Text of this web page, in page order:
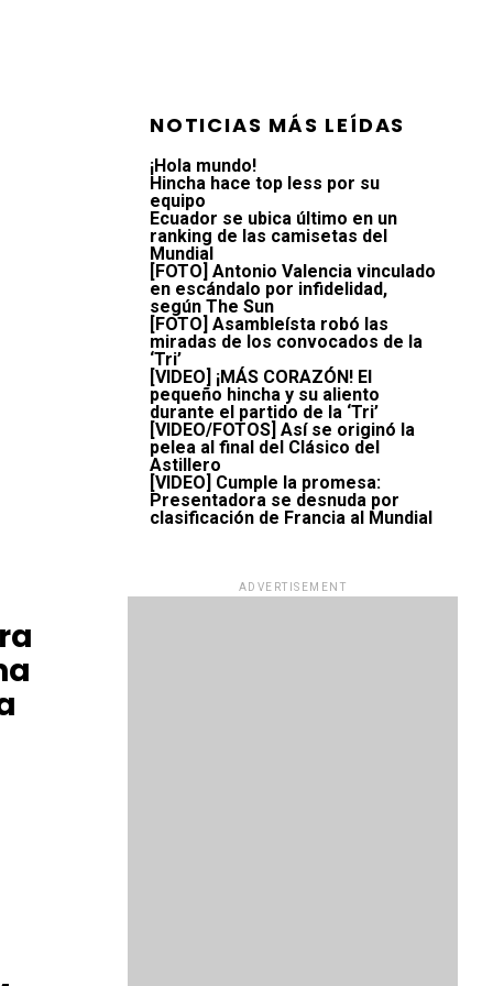
NOTICIAS MÁS LEÍDAS
¡Hola mundo!
Hincha hace top less por su
equipo
Ecuador se ubica último en un
ranking de las camisetas del
Mundial
[FOTO] Antonio Valencia vinculado
en escándalo por infidelidad,
según The Sun
[FOTO] Asambleísta robó las
miradas de los convocados de la
‘Tri’
[VIDEO] ¡MÁS CORAZÓN! El
pequeño hincha y su aliento
durante el partido de la ‘Tri’
[VIDEO/FOTOS] Así se originó la
pelea al final del Clásico del
Astillero
[VIDEO] Cumple la promesa:
Presentadora se desnuda por
clasificación de Francia al Mundial
ADVERTISEMENT